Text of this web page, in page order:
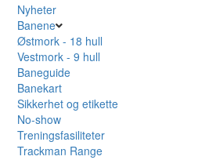
Nyheter
Banene
Østmork - 18 hull
Vestmork - 9 hull
Baneguide
Banekart
Sikkerhet og etikette
No-show
Treningsfasiliteter
Trackman Range